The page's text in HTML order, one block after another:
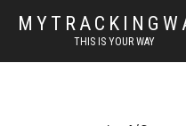
THIS IS YOUR WAY